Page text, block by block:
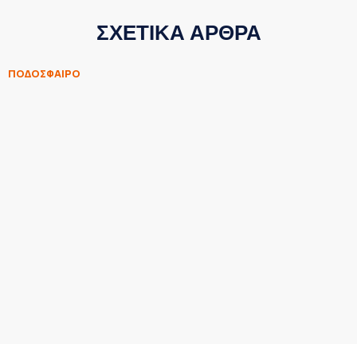
ΣΧΕΤΙΚΑ ΑΡΘΡΑ
ΠΟΔΟΣΦΑΙΡΟ